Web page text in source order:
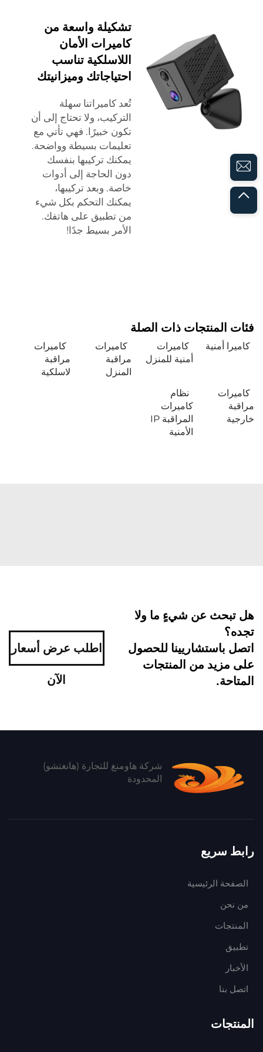
تشكيلة واسعة من
كاميرات الأمان
اللاسلكية تناسب
احتياجاتك وميزانيتك
تُعد كاميراتنا سهلة
التركيب، ولا تحتاج إلى أن
تكون خبيرًا. فهي تأتي مع
تعليمات بسيطة وواضحة.
يمكنك تركيبها بنفسك
دون الحاجة إلى أدوات
خاصة. وبعد تركيبها،
يمكنك التحكم بكل شيء
من تطبيق على هاتفك.
الأمر بسيط جدًا!
فئات المنتجات ذات الصلة
كاميرا أمنية
كاميرات
أمنية للمنزل
كاميرات
مراقبة
المنزل
كاميرات
مراقبة
لاسلكية
كاميرات
مراقبة
خارجية
نظام
كاميرات
المراقبة IP
الأمنية
هل تبحث عن شيءٍ ما ولا
تجده؟
اتصل باستشاريينا للحصول
على مزيد من المنتجات
المتاحة.
اطلب عرض أسعار
الآن
شركة هاومنغ للتجارة (هانغتشو)
المحدودة
رابط سريع
الصفحة الرئيسية
من نحن
المنتجات
تطبيق
الأخبار
اتصل بنا
المنتجات